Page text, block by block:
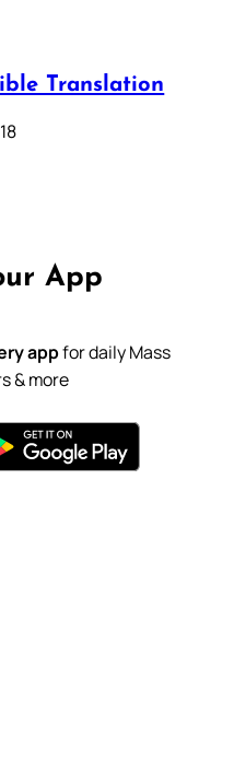
Translation
App
appfor daily Mass
& more